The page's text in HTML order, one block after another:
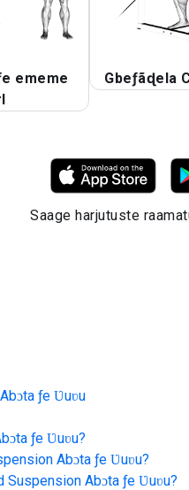
ememe
Gbeƒãɖela
Saage harjutuste
ƒe Ʋuʋu
ƒe Ʋuʋu?
Abɔta ƒe Ʋuʋu?
Suspension Abɔta ƒe Ʋuʋu?